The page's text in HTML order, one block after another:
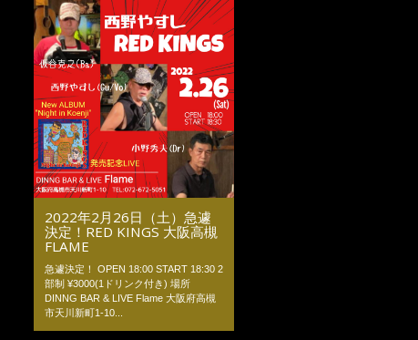
2022年2月26日（土）急遽
決定！RED KINGS 大阪高槻
FLAME
急遽決定！ OPEN 18:00 START 18:30 2
部制 ¥3000(1ドリンク付き) 場所
DINNG BAR & LIVE Flame 大阪府高槻
市天川新町1-10...